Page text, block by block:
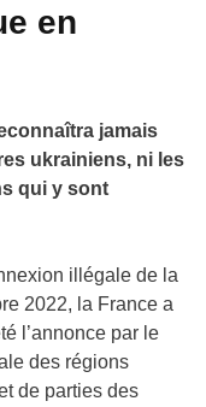
en
jamais
ukrainiens, ni les
qui y sont
illégale de la
2022, la France a
l’annonce par le
des régions
de parties des